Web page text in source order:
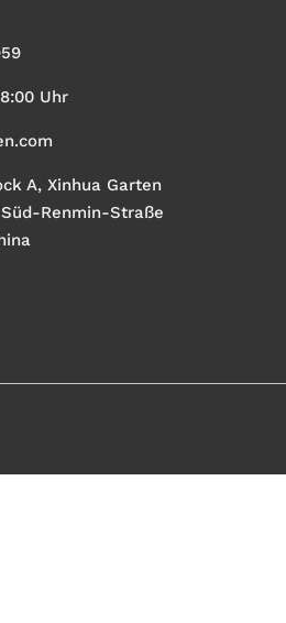
Uhr
A, Xinhua Garten
Renmin-Straße